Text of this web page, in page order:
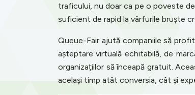
traficului, nu doar ca pe o poveste
suficient de rapid la vârfurile bruște
Queue-Fair ajută companiile să
așteptare virtuală echitabilă, de
organizațiilor să înceapă gratuit.
același timp atât conversia, cât și